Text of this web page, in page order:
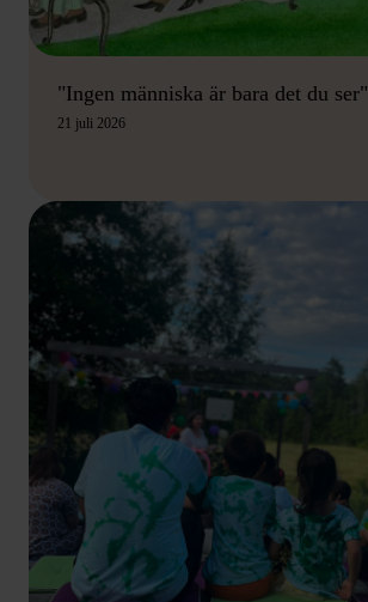
"Ingen människa är bara det du ser"
21 juli 2026